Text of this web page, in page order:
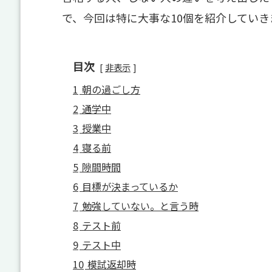
で、今回は特に大事な10個を紹介してい
目次 非表示
1 朝の過ごし方
2 通学中
3 授業中
4 寝る前
5 隙間時間
6 目標が決まっているか
7 勉強していない。と言う時
8 テスト前
9 テスト中
10 模試返却時